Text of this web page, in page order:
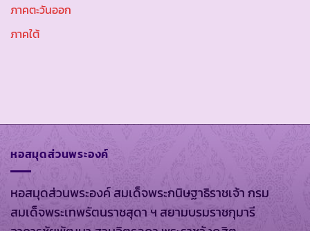
ภาคตะวันออก
ภาคใต้
หอสมุดส่วนพระองค์
หอสมุดส่วนพระองค์ สมเด็จพระกนิษฐาธิราชเจ้า กรม
สมเด็จพระเทพรัตนราชสุดา ฯ สยามบรมราชกุมารี